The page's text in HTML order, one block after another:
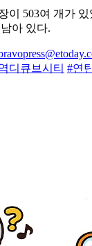
이 503여 개가
아 있다.
디큐브시티 #연